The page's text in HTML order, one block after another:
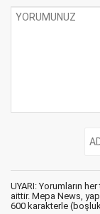
UYARI: Yorumların
aittir. Mepa News,
600 karakterle